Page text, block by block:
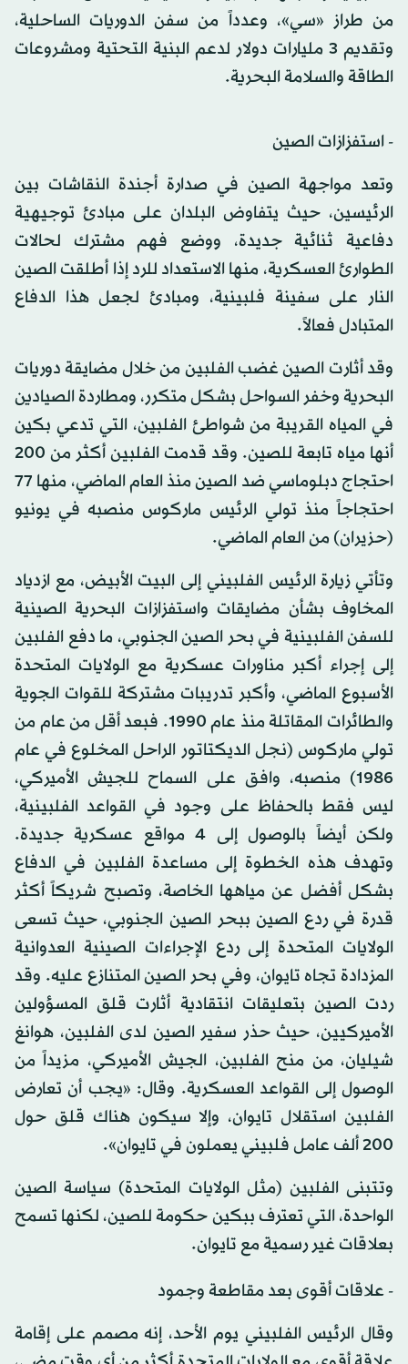
من طراز «سي»، وعدداً من سفن الدوريات الساحلية،
وتقديم 3 مليارات دولار لدعم البنية التحتية ومشروعات
الطاقة والسلامة البحرية.
- استفزازات الصين
وتعد مواجهة الصين في صدارة أجندة النقاشات بين
الرئيسين، حيث يتفاوض البلدان على مبادئ توجيهية
دفاعية ثنائية جديدة، ووضع فهم مشترك لحالات
الطوارئ العسكرية، منها الاستعداد للرد إذا أطلقت الصين
النار على سفينة فلبينية، ومبادئ لجعل هذا الدفاع
المتبادل فعالاً.
وقد أثارت الصين غضب الفلبين من خلال مضايقة دوريات
البحرية وخفر السواحل بشكل متكرر، ومطاردة الصيادين
في المياه القريبة من شواطئ الفلبين، التي تدعي بكين
أنها مياه تابعة للصين. وقد قدمت الفلبين أكثر من 200
احتجاج دبلوماسي ضد الصين منذ العام الماضي، منها 77
احتجاجاً منذ تولي الرئيس ماركوس منصبه في يونيو
(حزيران) من العام الماضي.
وتأتي زيارة الرئيس الفلبيني إلى البيت الأبيض، مع ازدياد
المخاوف بشأن مضايقات واستفزازات البحرية الصينية
للسفن الفلبينية في بحر الصين الجنوبي، ما دفع الفلبين
إلى إجراء أكبر مناورات عسكرية مع الولايات المتحدة
الأسبوع الماضي، وأكبر تدريبات مشتركة للقوات الجوية
والطائرات المقاتلة منذ عام 1990. فبعد أقل من عام من
تولي ماركوس (نجل الديكتاتور الراحل المخلوع في عام
1986) منصبه، وافق على السماح للجيش الأميركي،
ليس فقط بالحفاظ على وجود في القواعد الفلبينية،
ولكن أيضاً بالوصول إلى 4 مواقع عسكرية جديدة.
وتهدف هذه الخطوة إلى مساعدة الفلبين في الدفاع
بشكل أفضل عن مياهها الخاصة، وتصبح شريكاً أكثر
قدرة في ردع الصين ببحر الصين الجنوبي، حيث تسعى
الولايات المتحدة إلى ردع الإجراءات الصينية العدوانية
المزدادة تجاه تايوان، وفي بحر الصين المتنازع عليه. وقد
ردت الصين بتعليقات انتقادية أثارت قلق المسؤولين
الأميركيين، حيث حذر سفير الصين لدى الفلبين، هوانغ
شيليان، من منح الفلبين، الجيش الأميركي، مزيداً من
الوصول إلى القواعد العسكرية. وقال: «يجب أن تعارض
الفلبين استقلال تايوان، وإلا سيكون هناك قلق حول
200 ألف عامل فلبيني يعملون في تايوان».
وتتبنى الفلبين (مثل الولايات المتحدة) سياسة الصين
الواحدة، التي تعترف ببكين حكومة للصين، لكنها تسمح
بعلاقات غير رسمية مع تايوان.
- علاقات أقوى بعد مقاطعة وجمود
وقال الرئيس الفلبيني يوم الأحد، إنه مصمم على إقامة